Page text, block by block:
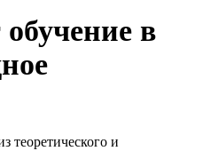
в
теоретического и